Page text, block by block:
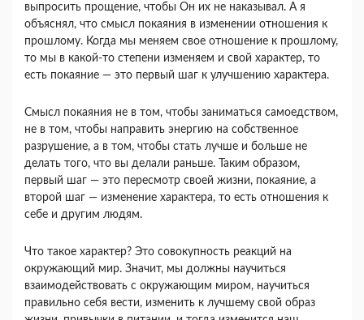
выпросить прощение, чтобы Он их не наказывал. А я
объяснял, что смысл покаяния в изменении отношения к
прошлому. Когда мы меняем свое отношение к прошлому,
то мы в какой-то степени изменяем и свой характер, то
есть покаяние — это первый шаг к улучшению характера.
Смысл покаяния не в том, чтобы заниматься самоедством,
не в том, чтобы направить энергию на собственное
разрушение, а в том, чтобы стать лучше и больше не
делать того, что вы делали раньше. Таким образом,
первый шаг — это пересмотр своей жизни, покаяние, а
второй шаг — изменение характера, то есть отношения к
себе и другим людям.
Что такое характер? Это совокупность реакций на
окружающий мир. Значит, мы должны научиться
взаимодействовать с окружающим миром, научиться
правильно себя вести, изменить к лучшему свой образ